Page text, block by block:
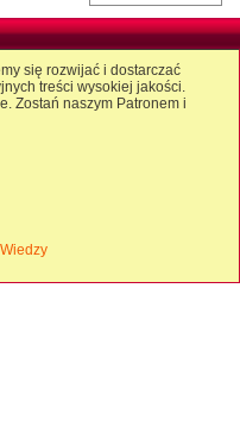
się rozwijać i dostarczać
treści wysokiej jakości.
Zostań naszym Patronem i